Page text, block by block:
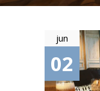
jun
02